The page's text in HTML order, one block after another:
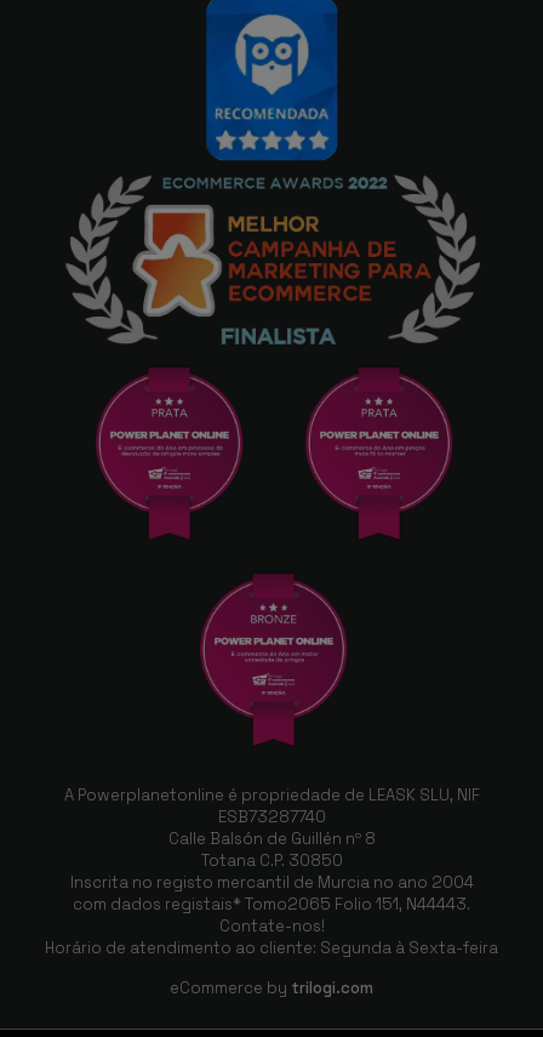
A Powerplanetonline é propriedade de LEASK SLU, NIF
ESB73287740
Calle Balsón de Guillén nº 8
Totana C.P. 30850
Inscrita no registo mercantil de Murcia no ano 2004
com dados registais* Tomo2065 Folio 151, N44443.
Contate-nos!
Horário de atendimento ao cliente: Segunda à Sexta-feira
eCommerce by trilogi.com